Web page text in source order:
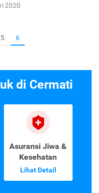
2020
5 6
di Cermati
Asuransi Jiwa &
Kesehatan
Lihat Detail